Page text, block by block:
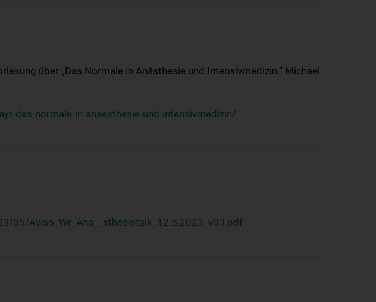
über „Das Normale in Anästhesie und Intensivmedizin.“ Michael
das-normale-in-anaesthesie-und-intensivmedizin/
Aviso_Wr_Ana__sthesietalk_12.5.2023_v03.pdf